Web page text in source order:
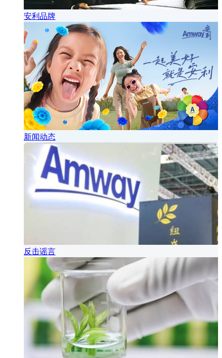
安利品牌
新闻动态
反击谣言